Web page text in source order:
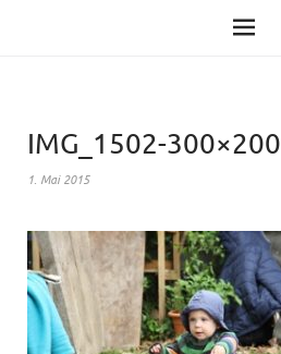
IMG_1502-300×200
1. Mai 2015